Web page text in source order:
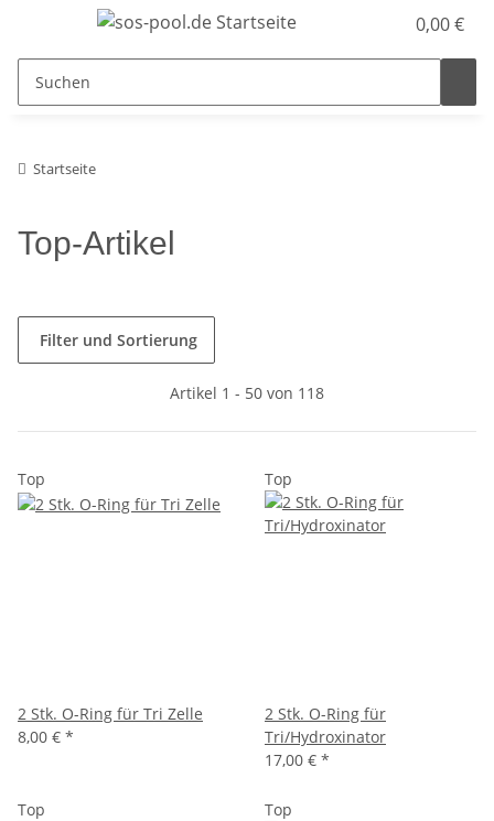
0,00 €
Startseite
Top-Artikel
Filter und Sortierung
Artikel 1 - 50 von 118
Top
2 Stk. O-Ring für Tri Zelle
8,00 € *
Top
2 Stk. O-Ring für
Tri/Hydroxinator
17,00 € *
Top Top